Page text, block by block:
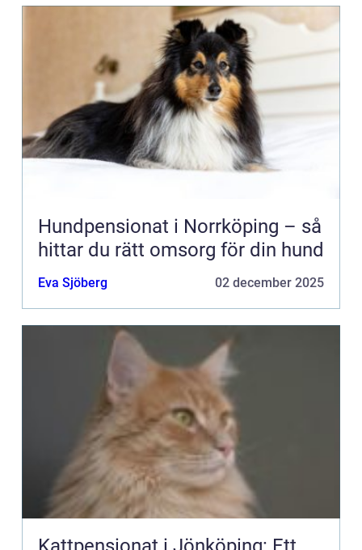
Hundpensionat i Norrköping – så
hittar du rätt omsorg för din hund
Eva Sjöberg 02 december 2025